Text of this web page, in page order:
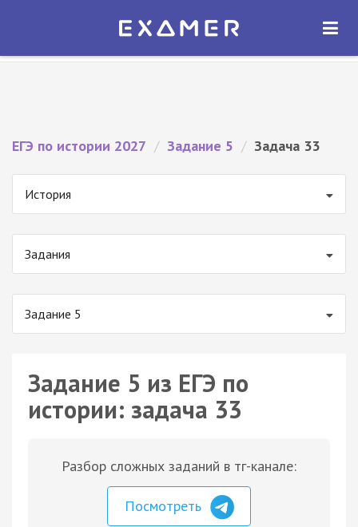
Экзамер — ЕГЭ 2027
ОТКРЫТЬ
ЕГЭ по истории 2027 / Задание 5 / Задача 33
История
Задания
Задание 5
Задание 5 из ЕГЭ по
истории: задача 33
Разбор сложных заданий в тг-канале:
Посмотреть